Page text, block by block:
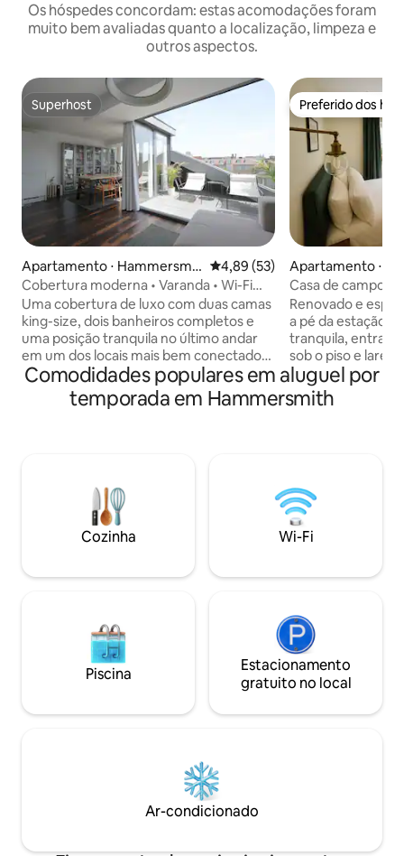
Os hóspedes concordam: estas acomodações foram
muito bem avaliadas quanto a localização, limpeza e
outros aspectos.
Superhost
Superhost
Apartamento ⋅ Hammersmit
h e Fulham
4,89 de uma avaliação média
4,89 (53)
Cobertura moderna • Varanda • Wi-Fi
super rápido
Uma cobertura de luxo com duas camas
king-size, dois banheiros completos e
uma posição tranquila no último andar
em um dos locais mais bem conectados
de West London. Projetado para famílias
e profissionais, o apartamento oferece
uma configuração de trabalho remoto
aquecimento sob o piso, uma cozinha
totalmente equipada, TV de cinema com
Sonos e uma varanda privativa iluminada
pelo sol. Muito tranquilo, seguro e
cinco estrelas.
Preferido dos
Preferido dos
Apartamento ⋅
Chelsea
Casa de campo
externo privativo
Renovado e espaçoso
a pé da estação
tranquila,
sob o piso e lareira
ESTAR: Smart
mesa de jantar
elétrica, sofá de
eletrodomésticos
verdadeiramente
café BANHEIRO:
toalheiro
luzes solares,
Comodidades populares em aluguel por
temporada em Hammersmith
Cozinha Wi-Fi
Piscina
Estacionamento
gratuito no local
Ar-condicionado